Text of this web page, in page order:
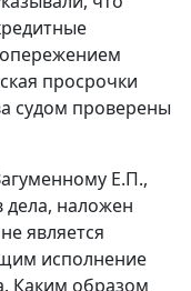
просрочки
судом проверены
Е.П.,
дела, наложен
является
исполнение
Каким образом